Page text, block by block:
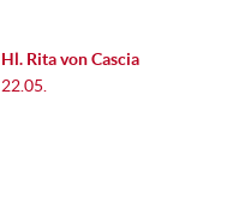
Hl. Rita von Cascia
22.05.